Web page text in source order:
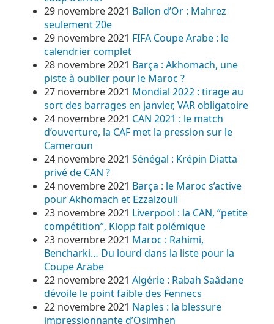
29 novembre 2021 Ballon d’Or : Mahrez
seulement 20e
29 novembre 2021 FIFA Coupe Arabe : le
calendrier complet
28 novembre 2021 Barça : Akhomach, une
piste à oublier pour le Maroc ?
27 novembre 2021 Mondial 2022 : tirage au
sort des barrages en janvier, VAR obligatoire
24 novembre 2021 CAN 2021 : le match
d’ouverture, la CAF met la pression sur le
Cameroun
24 novembre 2021 Sénégal : Krépin Diatta
privé de CAN ?
24 novembre 2021 Barça : le Maroc s’active
pour Akhomach et Ezzalzouli
23 novembre 2021 Liverpool : la CAN, “petite
compétition”, Klopp fait polémique
23 novembre 2021 Maroc : Rahimi,
Bencharki… Du lourd dans la liste pour la
Coupe Arabe
22 novembre 2021 Algérie : Rabah Saâdane
dévoile le point faible des Fennecs
22 novembre 2021 Naples : la blessure
impressionnante d’Osimhen